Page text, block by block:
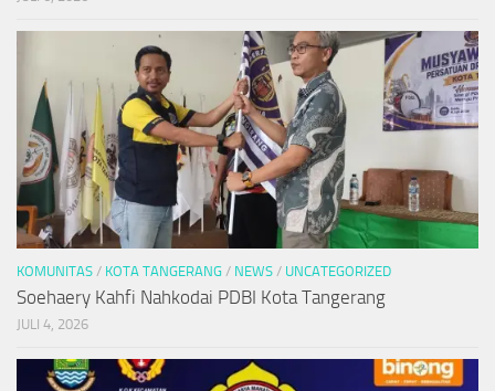
KOMUNITAS / KOTA TANGERANG / NEWS / UNCATEGORIZED
Soehaery Kahfi Nahkodai PDBI Kota Tangerang
JULI 4, 2026